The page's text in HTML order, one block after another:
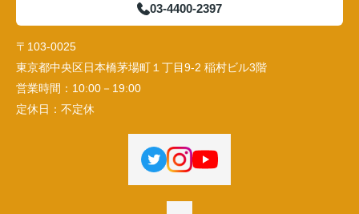
03-4400-2397
〒103-0025
東京都中央区日本橋茅場町１丁目9-2 稲村ビル3階
営業時間： 10:00－19:00
定休日： 不定休